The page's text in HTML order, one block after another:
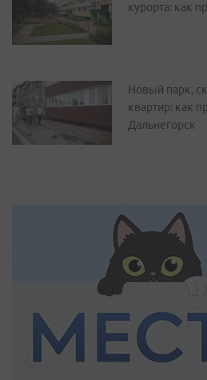
курорта: как
Новый парк,
квартир: как
Дальнегорск